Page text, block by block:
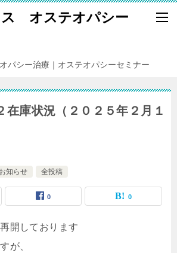
ス オステオパシー
パシー治療｜オステオパシーセミナー
在庫状況（２０２５年２月１
知らせ
全投稿
0 0
開しております
が、